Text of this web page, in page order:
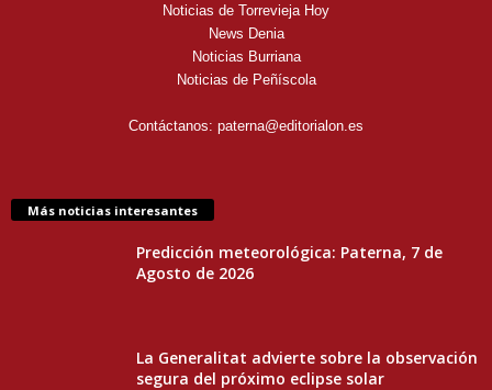
Noticias de Torrevieja Hoy
News Denia
Noticias Burriana
Noticias de Peñíscola
Contáctanos: paterna@editorialon.es
Más noticias interesantes
Predicción meteorológica: Paterna, 7 de
Agosto de 2026
La Generalitat advierte sobre la observación
segura del próximo eclipse solar